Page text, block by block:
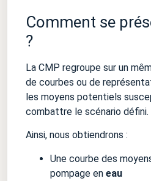
Comment se
?
La CMP regroupe sur un
de courbes ou de
les moyens potentiels
combattre le scénario défini.
Ainsi, nous obtiendrons :
Une courbe des
pompage en eau